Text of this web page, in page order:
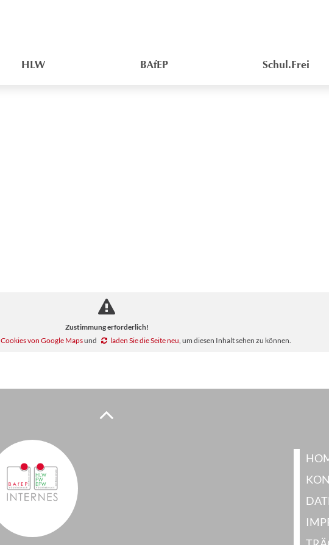
HLW BAfEP Schul.Frei
Zustimmung erforderlich!
Cookies von Google Mapsund laden Sie die Seite neu, um diesen Inhalt sehen zu können.